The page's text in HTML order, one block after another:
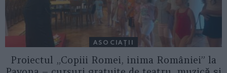
ASOCIAŢII
Proiectul „Copiii Romei, inima României” la